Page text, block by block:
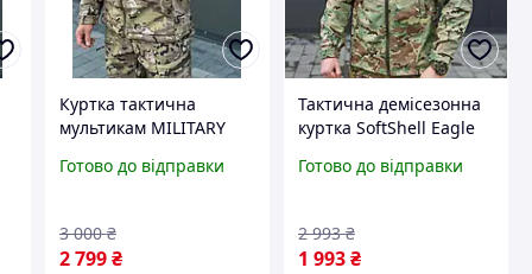
Куртка тактична
мультикам MILITARY
куртка непромокаюча
камуфляж
Готово до відправки
2 799 ₴
3 000 ₴
Тактична демісезонна
куртка SoftShell Eagle
(розміри S-3XL)
BAGS
Готово до відправки
1 993₴
2 993 ₴